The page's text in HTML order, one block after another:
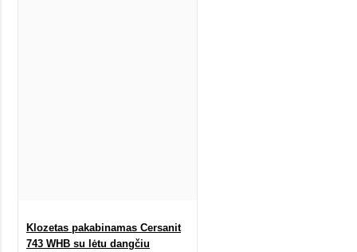
Klozetas pakabinamas Cersanit
743 WHB su lėtu dangčiu